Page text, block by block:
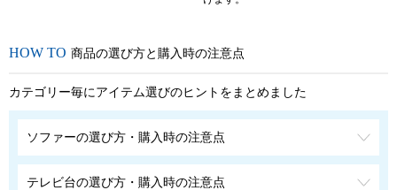
商品の選び方と購入時の注意点
カテゴリー毎にアイテム選びのヒントをまとめました
ソファーの選び方・購入時の注意点
テレビ台の選び方・購入時の注意点